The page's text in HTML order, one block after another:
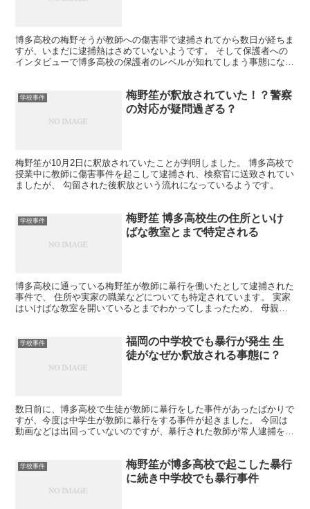
博多高校の梅野そうが教師への傷害罪で逮捕されてから数日が経ちま
すが、いまだに逮捕熱はさめていないようです。 そして保護者への
インタビューで博多高校の保護者のレベルが知れてしまう事態になっ
学校事件
梅野笙が釈放されていた！？警察
の対応が疑問過ぎる？
梅野笙が10月2日に釈放されていたことが判明しました。 博多高校で
授業中に教師に傷害事件を起こして逮捕され、検察官に送致されてい
ましたが、 勾留された後釈放という流れになっているようです。
学校事件
梅野笙 博多高校生の住所といけ
ばな教室とまで特定される
博多高校に通っている梅野笙が教師に暴行を働いたとして逮捕された
事件で、 住所や実家の職業などについても特定されています。 実家
はいけばな教室を開いているとまでわかってしまったため、 母親が
学校事件
福岡の中学校でも暴行が発生 生
徒がなぜか釈放される事態に？
数日前に、博多高校で生徒が教師に暴行をした事件があったばかりで
すが、今度は中学生が教師に暴行をする事件が起きました。 今回は
動画などは出回っていないのですが、暴行された教師が常人逮捕をす
学校事件
梅野笙が博多高校で起こした暴行
に続き中学校でも暴行事件